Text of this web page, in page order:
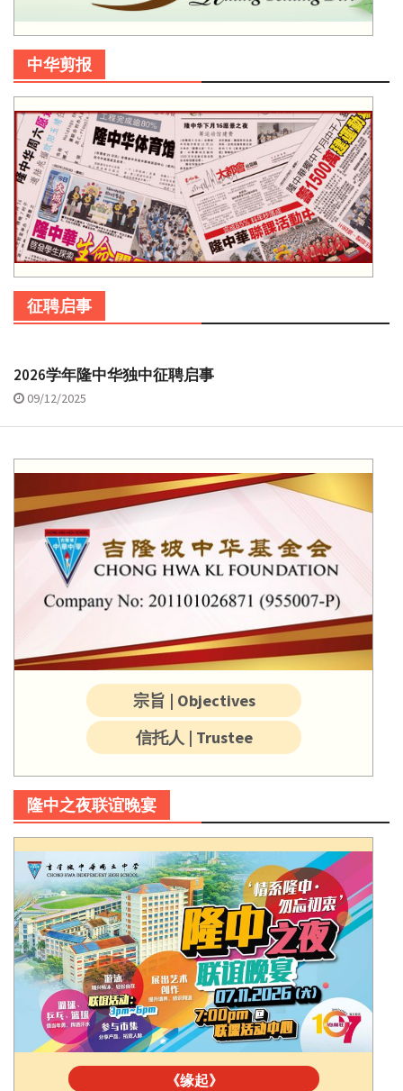
中华剪报
征聘启事
2026学年隆中华独中征聘启事
09/12/2025
宗旨 | Objectives
信托人 | Trustee
隆中之夜联谊晚宴
《缘起》